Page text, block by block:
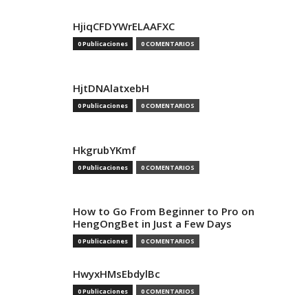
HjiqCFDYWrELAAFXC
0 Publicaciones 0 COMENTARIOS
HjtDNAlatxebH
0 Publicaciones 0 COMENTARIOS
HkgrubYKmf
0 Publicaciones 0 COMENTARIOS
How to Go From Beginner to Pro on
HengOngBet in Just a Few Days
0 Publicaciones 0 COMENTARIOS
HwyxHMsEbdylBc
0 Publicaciones 0 COMENTARIOS